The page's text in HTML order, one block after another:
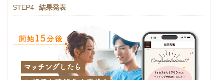
STEP4 結果発表